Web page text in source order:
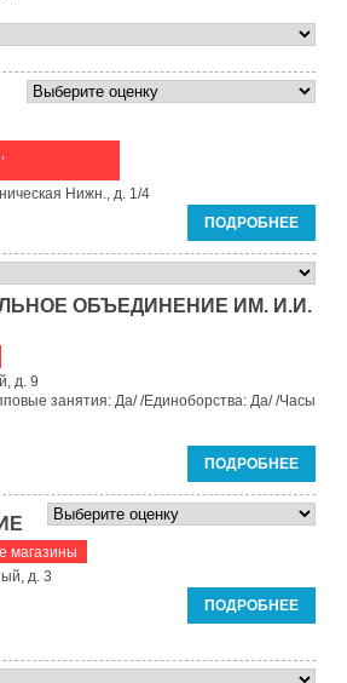
Нижн., д. 1/4
ПОДРОБНЕЕ
ОБЪЕДИНЕНИЕ ИМ. И.И.
д. 9
занятия: Да/ /Единоборства: Да/ /Часы
ПОДРОБНЕЕ
магазины
д. 3
ПОДРОБНЕЕ